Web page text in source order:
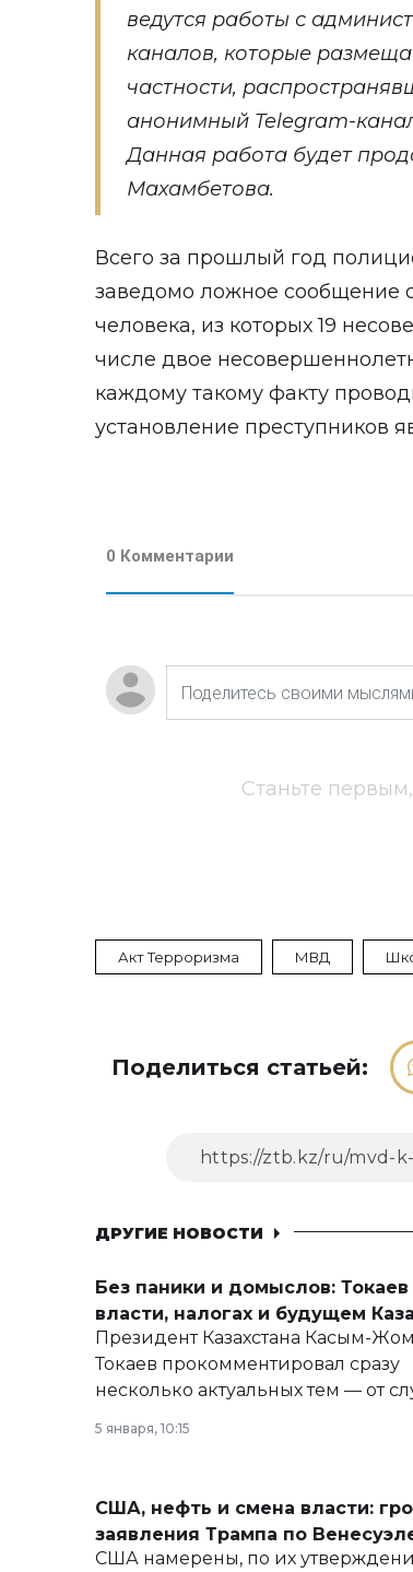
ведутся работы с
каналов, которые
частности,
анонимный Telegram-
Данная работа будет
Махамбетова.
Всего за прошлый год
заведомо ложное сообщение
человека, из которых 19
числе двое
каждому такому факту
установление преступников
0 Комментарии
Станьте
Акт Терроризма МВД
Поделиться статьей:
ДРУГИЕ НОВОСТИ
Без паники и домыслов:
власти, налогах и будущем
Президент Казахстана Касым-
Токаев прокомментировал сразу
несколько актуальных тем — от
армии, экономики и личного
5 января, 10:15
США, нефть и смена власти:
заявления Трампа по
США намерены, по их